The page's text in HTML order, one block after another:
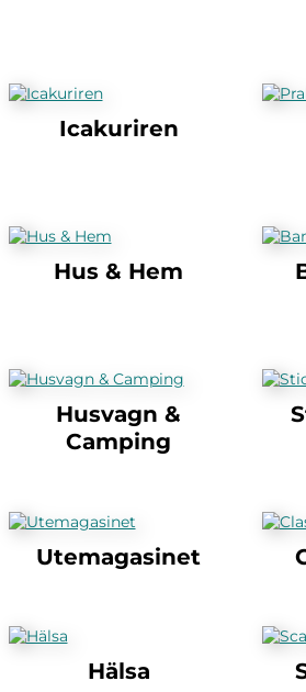
Icakuriren
Hus & Hem
Husvagn &
Camping
Utemagasinet
Hälsa